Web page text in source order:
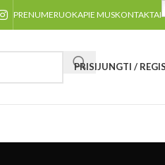
PRENUMERUOKAPIE MUSKONTAKTAI
PRISIJUNGTI /